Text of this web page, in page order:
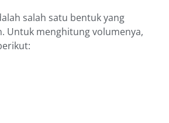
salah satu bentuk yang
Untuk menghitung volumenya,